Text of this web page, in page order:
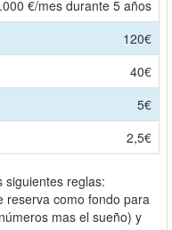
€/mes durante 5 años
120€
40€
5€
2,5€
siguientes reglas:
reserva como fondo para
mas el sueño) y